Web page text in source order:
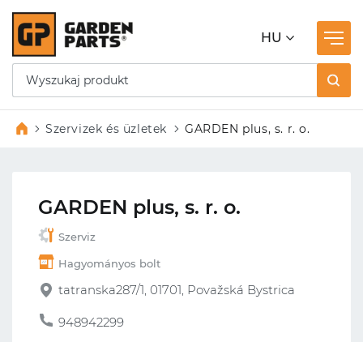
HU
Szervizek és üzletek GARDEN plus, s. r. o.
GARDEN plus, s. r. o.
Szerviz
Hagyományos bolt
tatranska287/1, 01701, Považská Bystrica
948942299